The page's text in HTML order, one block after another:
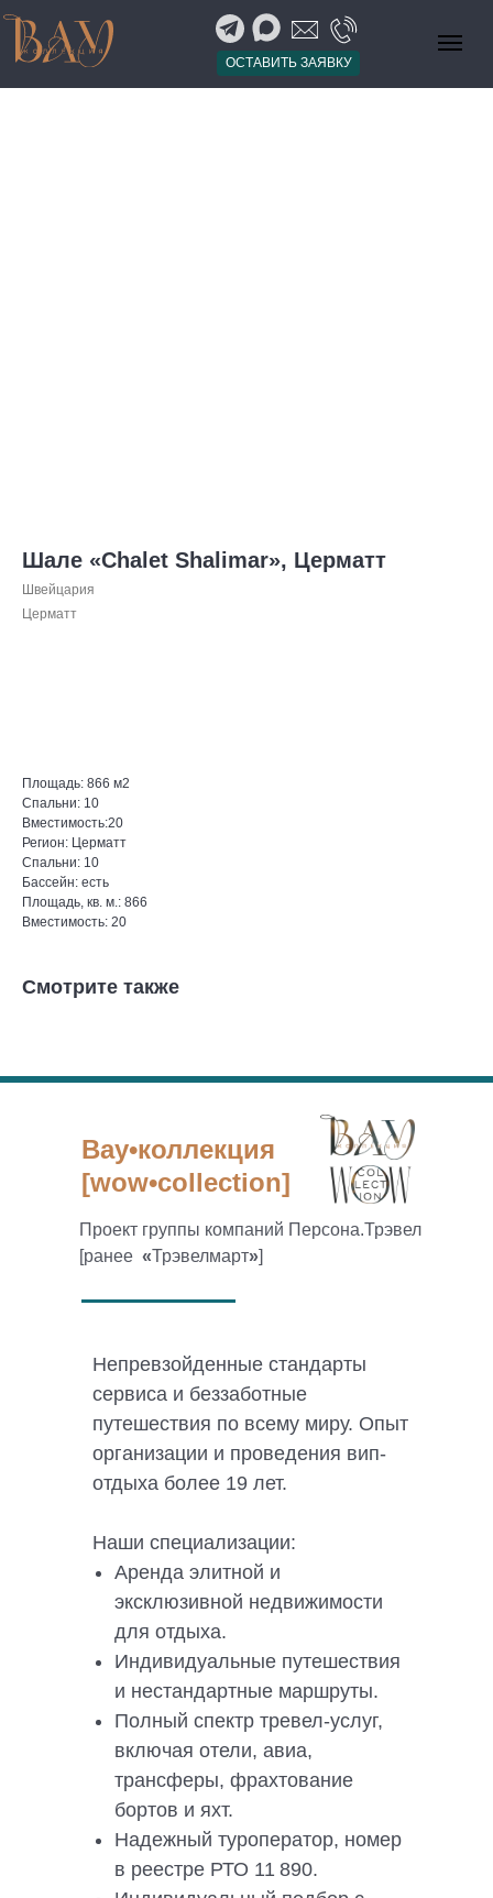
ОСТАВИТЬ ЗАЯВКУ
Шале «Chalet Shalimar», Церматт
Швейцария
Церматт
Площадь: 866 м2
Спальни: 10
Вместимость:20
Регион: Церматт
Спальни: 10
Бассейн: есть
Площадь, кв. м.: 866
Вместимость: 20
Смотрите также
Вау•коллекция
[wow•collection]
Проект группы компаний Персона.Трэвел
[ранее «Трэвелмарт»]
Непревзойденные стандарты
сервиса и беззаботные
путешествия по всему миру. Опыт
организации и проведения вип-
отдыха более 19 лет.
Наши специализации:
Аренда элитной и
эксклюзивной недвижимости
для отдыха.
Индивидуальные путешествия
и нестандартные маршруты.
Полный спектр тревел-услуг,
включая отели, авиа,
трансферы, фрахтование
бортов и яхт.
Надежный туроператор, номер
в реестре РТО 11 890.